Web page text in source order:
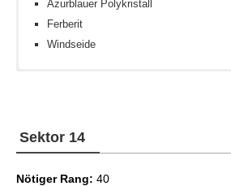
Azurblauer Polykristall
Ferberit
Windseide
Fechtkunst IV
Sektor 14
Nötiger Rang: 40